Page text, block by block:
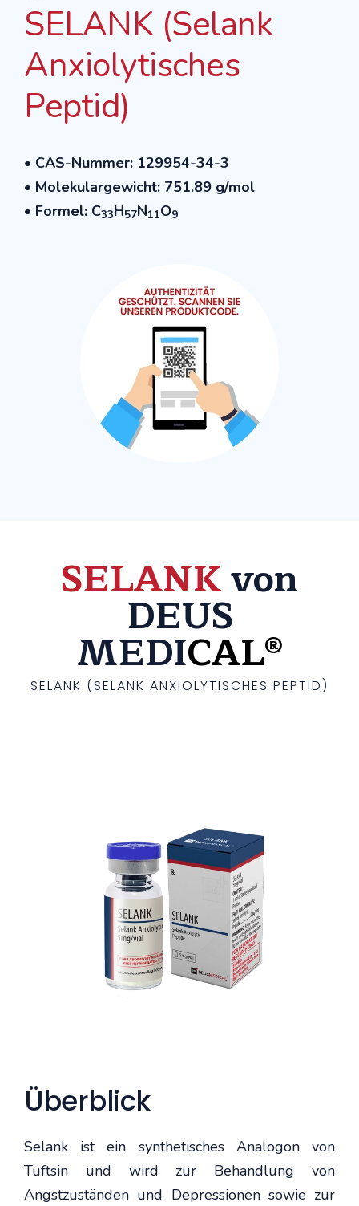
SELANK (Selank
Anxiolytisches
Peptid)
• CAS-Nummer: 129954-34-3
• Molekulargewicht: 751.89 g/mol
• Formel: C33H57N11O9
SELANKvon
DEUS
MEDICAL®
SELANK (SELANK ANXIOLYTISCHES PEPTID)
Überblick
Selank ist ein synthetisches Analogon von
Tuftsin und wird zur Behandlung von
Angstzuständen und Depressionen sowie zur